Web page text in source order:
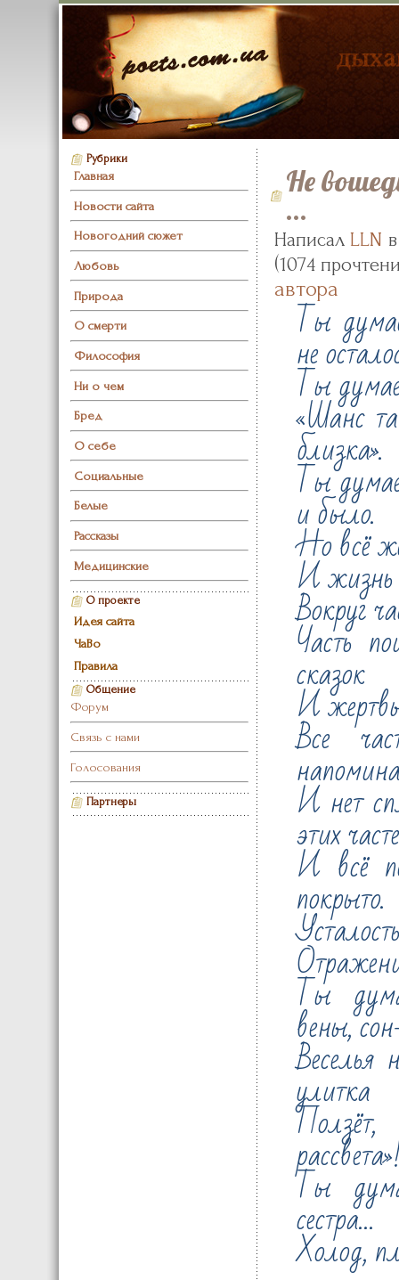
Рубрики
Главная
Новости сайта
Новогодний сюжет
Любовь
Природа
О смерти
Философия
Ни о чем
Бред
О себе
Социальные
Белые
Рассказы
Медицинские
О проекте
Идея сайта
ЧаВо
Правила
Общение
Форум
Связь с нами
Голосования
Партнеры
Не
...
Написал LLN
(1074
автора
Ты
не
Ты
«Шанс
близка».
Ты
и было.
Но всё
И жизнь
Вокруг
Часть
сказок
И
Все
И нет
этих
И всё
покрыто.
Ты
вены,
Веселья
улитка
Ты
сестра…
Холод,